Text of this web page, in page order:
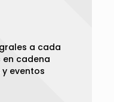
a cada
en cadena
eventos